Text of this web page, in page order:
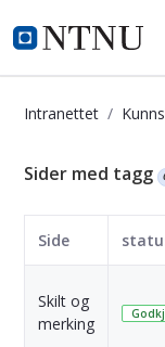
i.ntnu.no
Intranettet
Sider med tagg
Side
Skilt og
merking